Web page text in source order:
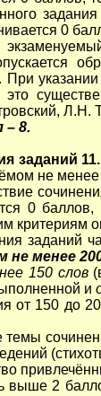
0
При
это
Л.Н.
– 8.
заданий
не менее
0
критериям
заданий
не менее
150 слов
и
от 150 до
выше 2